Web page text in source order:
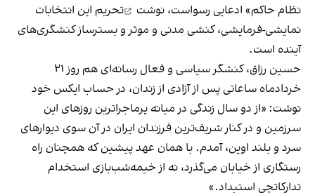
نظام حاکم» ادعایی رسواست، نوشت
تحریم این انتخابات
نمایشی-فرمایشی، کنشی مدنی و موثر و بسترساز کنشگری‌های
آینده است.
حسین رزاق، کنشگر سیاسی و فعال رسانه‌ای هم روز ۲۱
خردادماه ساعاتی پس از آزادی از زندان، در حساب ایکس خود
نوشت: «از دو سال زندگی در میانه‌ پرماجراترین روزهای این
سرزمین و در کنار شریف‌ترین فرزندان ایران در آن سوی دیوارهای
سرد و بلند اوین، آمدم. با همان عهد پیشین که همچنان راه
رستگاری از خیابان‌‌ می‌گذرد، نه از خیمه‌شب‌بازی استخدام
تدارکاتچی استبداد.»